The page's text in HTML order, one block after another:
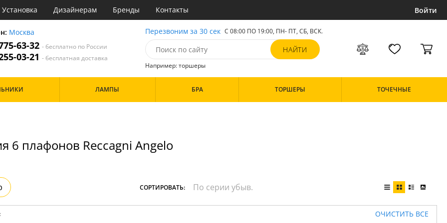
Установка Дизайнерам Бренды Контакты Войти
Москва
63-32- бесплатно по России
03-21- бесплатная доставка
Перезвоним за 30 сек С 08:00 ПО 19:00, ПН- ПТ, СБ, ВСК.
Например: торшеры
Дизайн/Форма
ЛАМПЫ БРА ТОРШЕРЫ ТОЧЕЧНЫЕ
6 плафонов Reccagni Angelo
СОРТИРОВАТЬ:
ОЧИСТИТЬ ВСЕ